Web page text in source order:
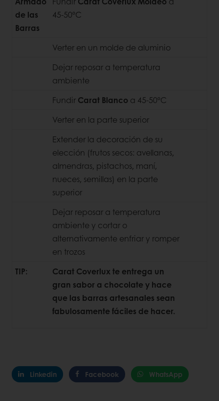
de las
Barras
45-50ºC
Verter en un molde de aluminio
Dejar reposar a temperatura
ambiente
Fundir Carat Blanco a 45-50ºC
Verter en la parte superior
Extender la decoración de su
elección (frutos secos: avellanas,
almendras, pistachos, maní,
nueces, semillas) en la parte
superior
Dejar reposar a temperatura
ambiente y cortar o
alternativamente enfriar y romper
en trozos
TIP:
Carat Coverlux te entrega un
gran sabor a chocolate y hace
que las barras artesanales sean
fabulosamente fáciles de hacer.
Linkedin Facebook WhatsApp